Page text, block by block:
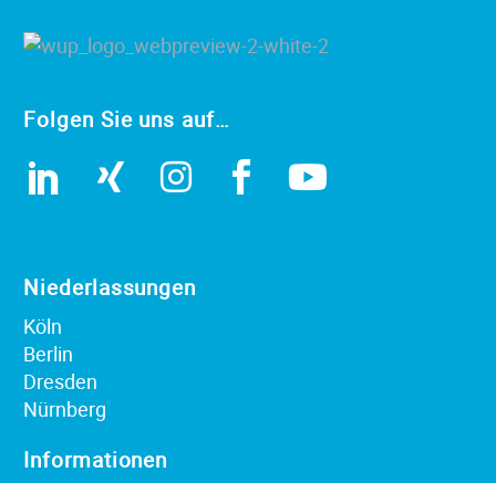
Folgen Sie uns auf…
Niederlassungen
Köln
Berlin
Dresden
Nürnberg
Informationen